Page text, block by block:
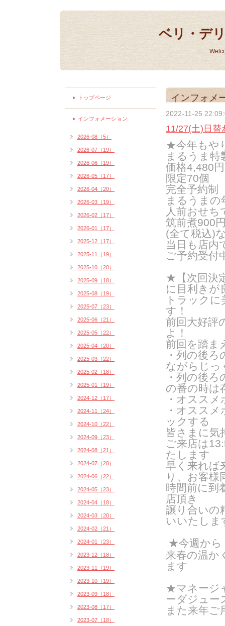
ベリ・デ
インフォメ
2022-11-25
11/27(土)日
★今年もや
まるうま特
価格4,480
限定70個
完全予約制
まるうまの
人前おせち
筑前煮900
(全て税込)
当日も店内
ご予約受付
★【次回決
に 目利きが
トラック
す！
前回大好評
よ！
前回を踏ま
・列の後
ながらじっ
・列の後
の番の時は
・オスス
・オスス
ックする
皆さまに気
ご来店は
たします
早く来れば
り、お客様
時間前に到
店頂き
譲り合いの
いいたしま
★今週から
来春の温か
ます
★マネージ
ーダジュー
また来年ご
トップページ
インフォメーション
2026-08（5）
2026-07（19）
2026-06（19）
2026-05（17）
2026-04（20）
2026-03（19）
2026-02（17）
2026-01（17）
2025-12（17）
2025-11（19）
2025-10（20）
2025-09（18）
2025-08（19）
2025-07（23）
2025-06（21）
2025-05（22）
2025-04（20）
2025-03（22）
2025-02（18）
2025-01（19）
2024-12（17）
2024-11（24）
2024-10（22）
2024-09（23）
2024-08（21）
2024-07（20）
2024-06（22）
2024-05（23）
2024-04（18）
2024-03（20）
2024-02（21）
2024-01（23）
2023-12（18）
2023-11（19）
2023-10（19）
2023-09（18）
2023-08（17）
2023-07（18）